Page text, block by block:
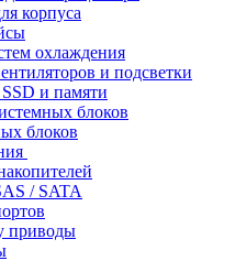
корпуса
охлаждения
и подсветки
и памяти
блоков
блоков
/ SATA
приводы